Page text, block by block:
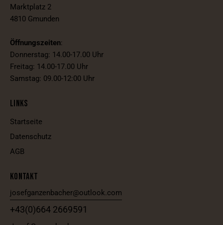
Marktplatz 2
4810 Gmunden
Öffnungszeiten:
Donnerstag: 14.00-17.00 Uhr
Freitag: 14.00-17.00 Uhr
Samstag: 09.00-12:00 Uhr
LINKS
Startseite
Datenschutz
AGB
KONTAKT
josefganzenbacher@outlook.com
+43(0)664 2669591